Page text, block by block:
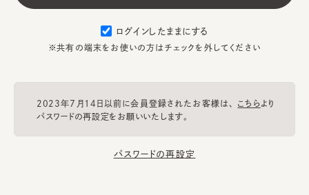
ログインしたままにする
※共有の端末をお使いの方はチェックを外してください
2023年7月14日以前に会員登録されたお客様は、 こちらより
パスワードの再設定をお願いいたします。
パスワードの再設定